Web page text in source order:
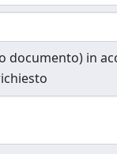
documento) in